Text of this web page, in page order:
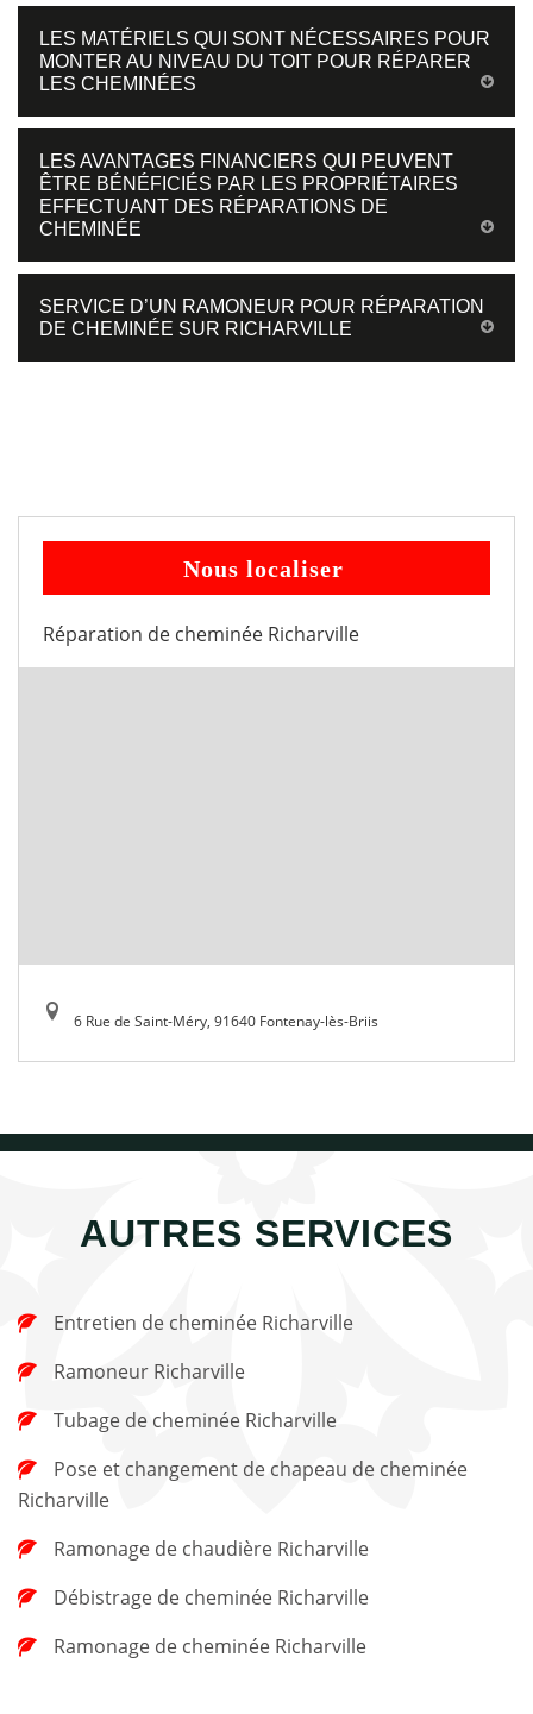
LES MATÉRIELS QUI SONT NÉCESSAIRES POUR
MONTER AU NIVEAU DU TOIT POUR RÉPARER
LES CHEMINÉES
LES AVANTAGES FINANCIERS QUI PEUVENT
ÊTRE BÉNÉFICIÉS PAR LES PROPRIÉTAIRES
EFFECTUANT DES RÉPARATIONS DE
CHEMINÉE
SERVICE D’UN RAMONEUR POUR RÉPARATION
DE CHEMINÉE SUR RICHARVILLE
Nous localiser
Réparation de cheminée Richarville
6 Rue de Saint-Méry, 91640 Fontenay-lès-Briis
AUTRES SERVICES
Entretien de cheminée Richarville
Ramoneur Richarville
Tubage de cheminée Richarville
Richarville
Ramonage de chaudière Richarville
Débistrage de cheminée Richarville
Ramonage de cheminée Richarville